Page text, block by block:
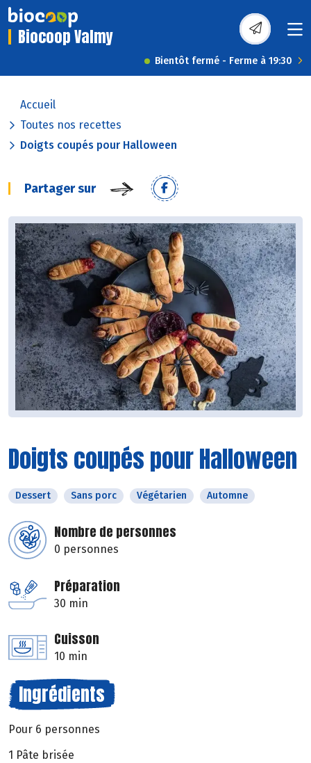
Biocoop Valmy
Bientôt fermé - Ferme à 19:30
Accueil
Toutes nos recettes
Doigts coupés pour Halloween
Partager sur
Doigts coupés pour Halloween
Dessert Sans porc Végétarien Automne
Nombre de personnes
0 personnes
Préparation
30 min
Cuisson
10 min
Ingrédients
Pour 6 personnes
1 Pâte brisée